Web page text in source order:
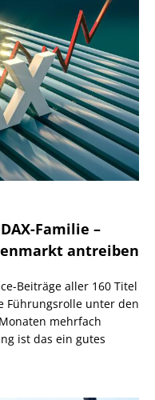
Familie –
antreiben
Beiträge aller 160 Titel
Führungsrolle unter den
mehrfach
ist das ein gutes